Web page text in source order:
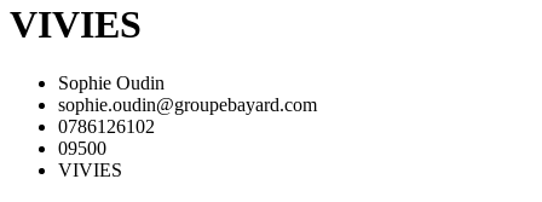
VIVIES
Sophie Oudin
sophie.oudin@groupebayard.com
0786126102
09500
VIVIES